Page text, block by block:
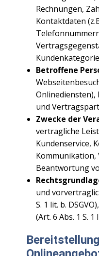
Rechnungen,
Kontaktdaten
Betroffene
Onlinediensten),
und
Zwecke der
vertragliche
Kundenservice,
Kommunikation,
Beantwortung
und
S. 1 lit. b.
(Art. 6 Abs. 1 S. 1